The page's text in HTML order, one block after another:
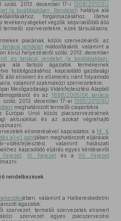
2013. december 17-i 1308/2013/EU
(a továbbiakban: Rendelet) hatálya alá
forgalmazásához, illetve
tevékenységeket végzők képviselőiből álló
szervezetekre, ezek társulásaira,
piacának közös szervezéséről, az
rendelet módosításáról, valamint a
kívül helyezéséről szóló, 2013. december
és tanácsi rendelet (a továbbiakban:
alá tartozó ágazatok termékeinek
feldolgozásához kapcsolódó gazdasági
álló elismert és elismerés iránt folyamodó
valamint szakmaközi szervezetekre,
Mezőgazdasági Vidékfejlesztési Alapból
és az 1698/2005/EK tanácsi
2013. december 17-ei 1305/2013/EU
meghatározott termelői csoportokra.
Unió közös piacszervezésének
aktusokkal és az azokat végrehajtó
elismerésével kapcsolatos, a14. §
a)–c) pontjában meghatározott eljárások
vidékfejlesztési, valamint halászati
kapcsolódó eljárás egyes kérdéseiről
IV. Fejezet és a VII. Fejezet
rendelkezések
ében, valamint a Halkereskedelmi
ágazatok;
szervezet, termelői szervezetek elismert
szervezet egyes piacszervezési